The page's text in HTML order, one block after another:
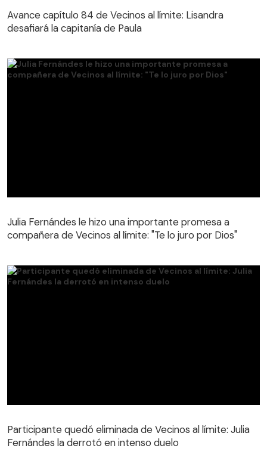
desafiará la capitanía de Paula
Avance capítulo 84 de Vecinos al límite: Lisandra
desafiará la capitanía de Paula
compañera de Vecinos al límite: "Te lo juro por Dios"
Julia Fernándes le hizo una importante promesa a
compañera de Vecinos al límite: "Te lo juro por Dios"
Fernándes la derrotó en intenso duelo
Participante quedó eliminada de Vecinos al límite: Julia
Fernándes la derrotó en intenso duelo